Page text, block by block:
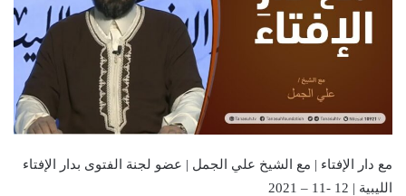
مع دار الإفتاء | مع الشيخ علي الجمل | عضو لجنة الفتوى بدار الإفتاء
الليبية | 12 -11 – 2021